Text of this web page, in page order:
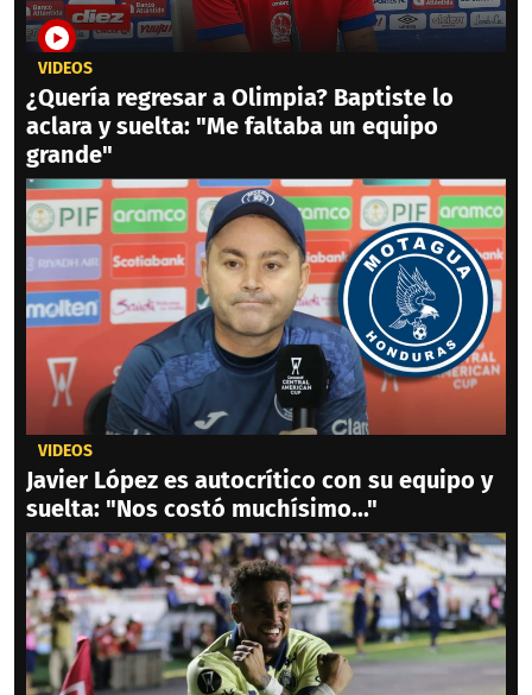
VIDEOS
¿Quería regresar a Olimpia? Baptiste lo
aclara y suelta: "Me faltaba un equipo
grande"
VIDEOS
Javier López es autocrítico con su equipo y
suelta: "Nos costó muchísimo..."